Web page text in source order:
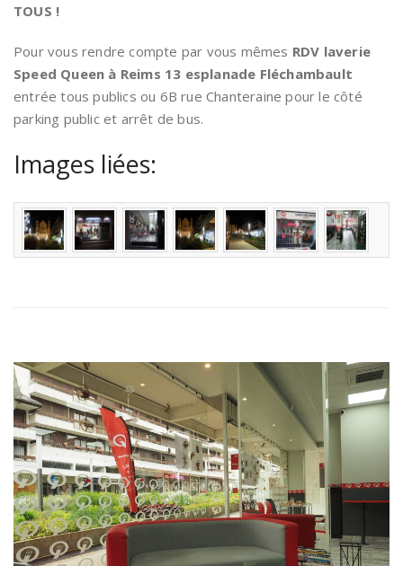
TOUS !
Pour vous rendre compte par vous mêmes RDV laverie
Speed Queen à Reims 13 esplanade Fléchambault
entrée tous publics ou 6B rue Chanteraine pour le côté
parking public et arrêt de bus.
Images liées: